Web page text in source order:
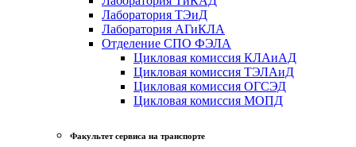
Лаборатория ТЭиД
Лаборатория АГиКЛА
Отделение СПО ФЭЛА
Цикловая комиссия КЛАиАД
Цикловая комиссия ТЭЛАиД
Цикловая комиссия ОГСЭД
Цикловая комиссия МОПД
Факультет сервиса на транспорте